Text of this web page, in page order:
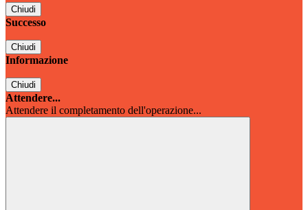
Chiudi
Successo
Chiudi
Informazione
Chiudi
Attendere...
Attendere il completamento dell'operazione...